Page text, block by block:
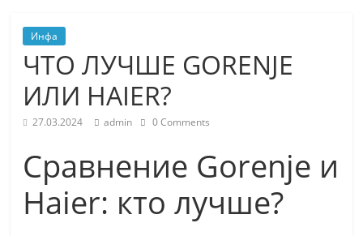
Инфа
ЧТО ЛУЧШЕ GORENJE
ИЛИ HAIER?
27.03.2024 admin 0 Comments
Сравнение Gorenje и
Haier: кто лучше?